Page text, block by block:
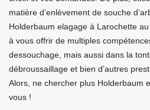
matière d’enlèvement de souche
Holderbaum elagage à Larochette
à vous offrir de multiples
dessouchage, mais aussi dans la
débroussaillage et bien d’autres
Alors, ne chercher plus Holderbaum
vous !